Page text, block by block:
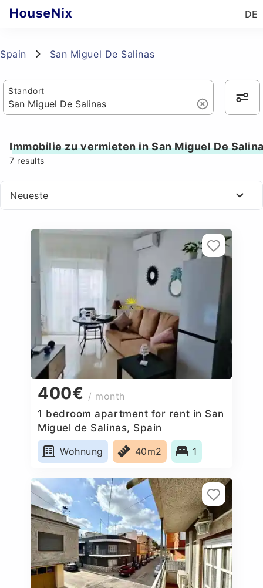
DE
Spain San Miguel De Salinas
Standort
Immobilie zu vermieten in San Miguel De
7 results
Neueste
400€ / month
1 bedroom apartment for rent in San
Miguel de Salinas, Spain
Wohnung
40m2 1